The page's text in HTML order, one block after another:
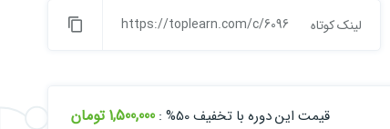
لینک کوتاه https://toplearn.com/c/6096
قیمت این دوره با تخفیف 50% : 1,500,000 تومان